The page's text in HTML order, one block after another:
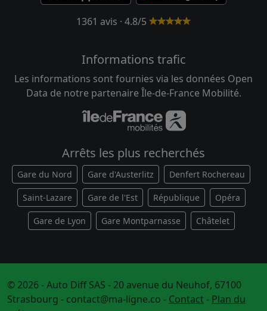
1361 avis · 4.8/5
Informations trafic
Les informations sont fournies via les données Open
Data de notre partenaire Île-de-France Mobilité.
Arrêts les plus recherchés
Gare du Nord Gare d'Austerlitz Denfert Rochereau
Saint-Lazare Gare de l'Est République Opéra
Gare de Lyon Gare Montparnasse Châtelet
© 2026 - Auto Diff SAS - 20 avenue du Neuhof, 67100
Strasbourg - contact@ma-ligne.co - Contact- Plan du